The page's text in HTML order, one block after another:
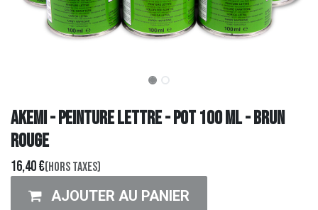
AKEMI - PEINTURE LETTRE - Pot 100 ml - BRUN
ROUGE
16,40€(Hors taxes)
AJOUTER AU PANIER